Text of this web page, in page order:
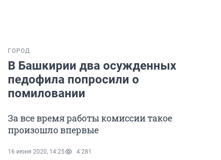
ГОРОД
В Башкирии два осужденных
педофила попросили о
помиловании
За все время работы комиссии такое
произошло впервые
16 июня 2020, 14:25 4 281